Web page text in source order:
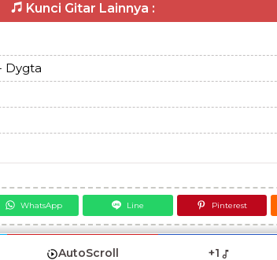
Kunci Gitar Lainnya :
Dygta
WhatsApp Line Pinterest
AutoScroll +1